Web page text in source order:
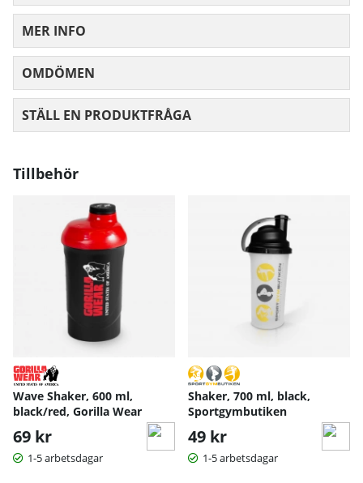
MER INFO
OMDÖMEN
STÄLL EN PRODUKTFRÅGA
Tillbehör
Wave Shaker, 600 ml,
black/red, Gorilla Wear
69 kr
1-5 arbetsdagar
Shaker, 700 ml, black,
Sportgymbutiken
49 kr
1-5 arbetsdagar